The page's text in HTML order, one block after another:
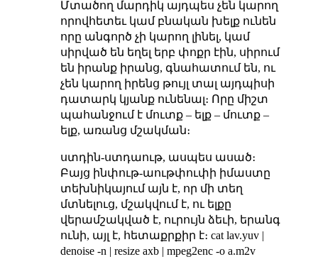
Մտածող մարդիկ այդպես չեն կարող
որովհետեւ կամ բնական խելք ունեն
որը անգործ չի կարող լինել, կամ
սիրված են եղել երբ փոքր էին, սիրում
են իրանք իրանց, գնահատում են, ու
չեն կարող իրենց թույլ տալ այդպիսի
դատարկ կյանք ունենալ։ Որը միշտ
պահանջում է մուտք – ելք – մուտք –
ելք, առանց մշակման։
ստդին-ստդաութ, ասպես ասած։
Բայց ինփութ-աութփուփի իմաստը
տեխնիկայում այն է, որ մի տեղ
մտնելուց, մշակվում է, ու ելքը
վերամշակված է, ուրույն ձեւի, երանգ
ունի, այլ է, հետաքրքիր է։ cat lav.yuv |
denoise -n | resize axb | mpeg2enc -o a.m2v